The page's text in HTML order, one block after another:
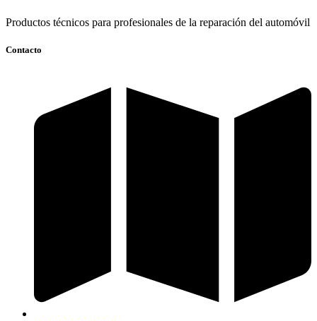
Productos técnicos para profesionales de la reparación del automóvil
Contacto